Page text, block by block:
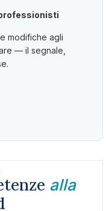
modifiche agli
— il segnale,
alla